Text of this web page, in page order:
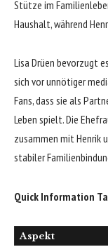
Stütze im
Haushalt, während
Lisa Drüen bevorzugt
sich vor unnötiger
Fans, dass sie als
Leben spielt. Die
zusammen mit Henrik
stabiler
Quick Information
Aspekt